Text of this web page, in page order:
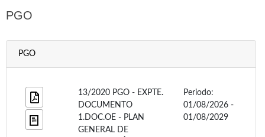
PGO
PGO
13/2020 PGO - EXPTE.
DOCUMENTO
1.DOC.OE - PLAN
GENERAL DE
Periodo:
01/08/2026 -
01/08/2029